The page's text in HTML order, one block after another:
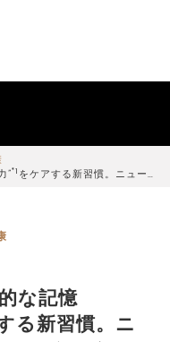
*1 をケアする新習慣。ニュー…
な記憶
る新習慣。ニ